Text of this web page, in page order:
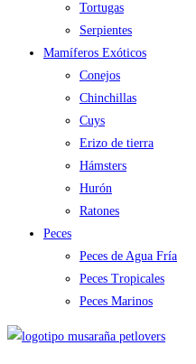
Tortugas
Serpientes
Mamíferos Exóticos
Conejos
Chinchillas
Cuys
Erizo de tierra
Hámsters
Hurón
Ratones
Peces
Peces de Agua Fría
Peces Tropicales
Peces Marinos